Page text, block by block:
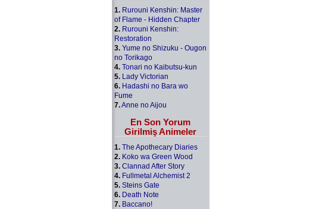
1. Rurouni Kenshin: Master
of Flame - Hidden Chapter
2. Rurouni Kenshin:
Restoration
3. Yume no Shizuku - Ougon
no Torikago
4. Tonari no Kaibutsu-kun
5. Lady Victorian
6. Hadashi no Bara wo
Fume
7.Anne no Aijou
En Son Yorum
Girilmiş Animeler
1. The Apothecary Diaries
2. Koko wa Green Wood
3. Clannad After Story
4. Fullmetal Alchemist 2
5. Steins Gate
6. Death Note
7. Baccano!